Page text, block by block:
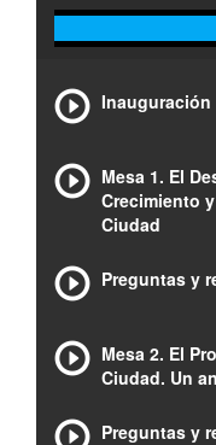
Inauguración
Mesa 1. El
Crecimiento
Ciudad
Preguntas y
Mesa 2. El
Ciudad. Un
Preguntas y